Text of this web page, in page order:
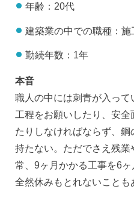
年齢：20代
建築業の中での職種：施
勤続年数：1年
本音
職人の中には刺青が入っ
工程をお願いしたり、安全
たりしなければならず、
持たない。ただでさえ残
常、9ヶ月かかる工事を6ヶ
全然休みもとれないことも